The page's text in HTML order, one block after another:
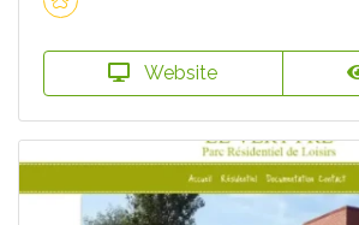
Website